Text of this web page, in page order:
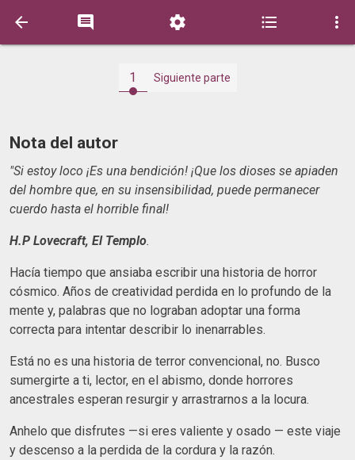
    
1 Siguiente parte
Nota del autor
"Si estoy loco ¡Es una bendición! ¡Que los dioses se apiaden
del hombre que, en su insensibilidad, puede permanecer
cuerdo hasta el horrible final!
H.P Lovecraft, El Templo.
Hacía tiempo que ansiaba escribir una historia de horror
cósmico. Años de creatividad perdida en lo profundo de la
mente y, palabras que no lograban adoptar una forma
correcta para intentar describir lo inenarrables.
Está no es una historia de terror convencional, no. Busco
sumergirte a ti, lector, en el abismo, donde horrores
ancestrales esperan resurgir y arrastrarnos a la locura.
Anhelo que disfrutes —si eres valiente y osado — este viaje
y descenso a la perdida de la cordura y la razón.